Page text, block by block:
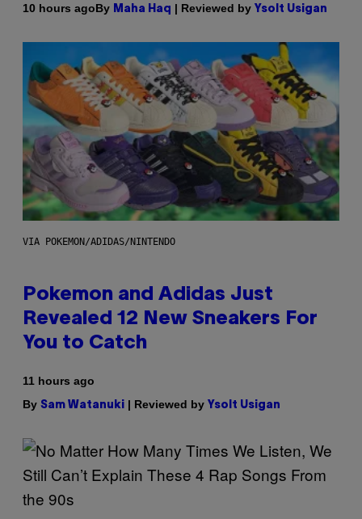
10 hours agoBy Maha Haq | Reviewed by Ysolt Usigan
VIA POKEMON/ADIDAS/NINTENDO
Pokemon and Adidas Just
Revealed 12 New Sneakers For
You to Catch
11 hours ago
By Sam Watanuki | Reviewed by Ysolt Usigan